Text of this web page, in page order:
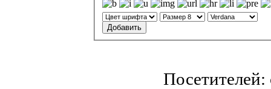
Посетителей: